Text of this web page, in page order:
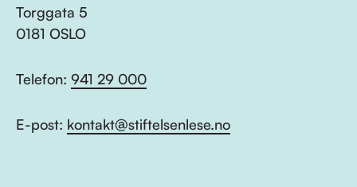
Torggata 5
0181 OSLO
Telefon: 941 29 000
E-post: kontakt@stiftelsenlese.no